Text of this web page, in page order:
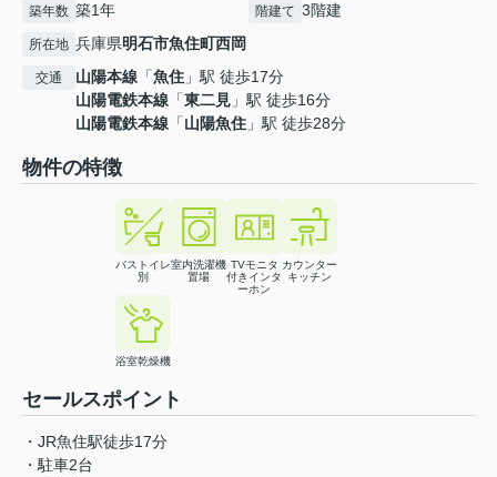
築年数 築1年 階建て 3階建
所在地 兵庫県明石市魚住町西岡
交通 山陽本線 「魚住 」駅 徒歩17分
山陽電鉄本線 「東二見 」駅 徒歩16分
山陽電鉄本線 「山陽魚住 」駅 徒歩28分
物件の特徴
バストイレ
別
室内洗濯機
置場
TVモニタ
付きインタ
ーホン
カウンター
キッチン
浴室乾燥機
セールスポイント
・JR魚住駅徒歩17分
・駐車2台